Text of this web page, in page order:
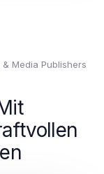
& Media Publishers